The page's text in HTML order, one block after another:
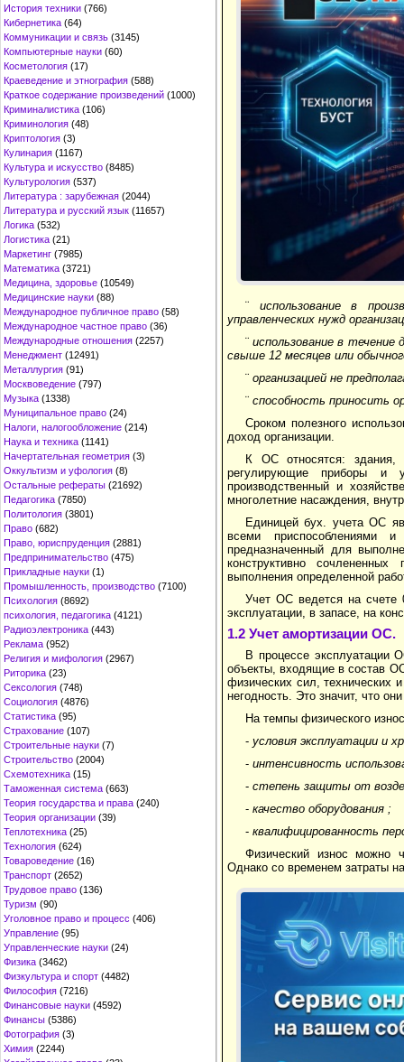
История техники (766)
Кибернетика (64)
Коммуникации и связь (3145)
Компьютерные науки (60)
Косметология (17)
Краеведение и этнография (588)
Краткое содержание произведений (1000)
Криминалистика (106)
Криминология (48)
Криптология (3)
Кулинария (1167)
Культура и искусство (8485)
Культурология (537)
Литература : зарубежная (2044)
Литература и русский язык (11657)
Логика (532)
Логистика (21)
Маркетинг (7985)
Математика (3721)
Медицина, здоровье (10549)
Медицинские науки (88)
Международное публичное право (58)
Международное частное право (36)
Международные отношения (2257)
Менеджмент (12491)
Металлургия (91)
Москвоведение (797)
Музыка (1338)
Муниципальное право (24)
Налоги, налогообложение (214)
Наука и техника (1141)
Начертательная геометрия (3)
Оккультизм и уфология (8)
Остальные рефераты (21692)
Педагогика (7850)
Политология (3801)
Право (682)
Право, юриспруденция (2881)
Предпринимательство (475)
Прикладные науки (1)
Промышленность, производство (7100)
Психология (8692)
психология, педагогика (4121)
Радиоэлектроника (443)
Реклама (952)
Религия и мифология (2967)
Риторика (23)
Сексология (748)
Социология (4876)
Статистика (95)
Страхование (107)
Строительные науки (7)
Строительство (2004)
Схемотехника (15)
Таможенная система (663)
Теория государства и права (240)
Теория организации (39)
Теплотехника (25)
Технология (624)
Товароведение (16)
Транспорт (2652)
Трудовое право (136)
Туризм (90)
Уголовное право и процесс (406)
Управление (95)
Управленческие науки (24)
Физика (3462)
Физкультура и спорт (4482)
Философия (7216)
Финансовые науки (4592)
Финансы (5386)
Фотография (3)
Химия (2244)
¨ использование в
управленческих нужд
¨использование в течение
свыше 12 месяцев или
¨ организацией не
¨ способность приносить
Сроком полезного
доход организации.
К ОС относятся: здания,
регулирующие приборы и
производственный и
многолетние насаждения,
Единицей бух. учета ОС
всеми приспособлениями и
предназначенный для
конструктивно
выполнения определенной
Учет ОС ведется на счете
эксплуатации, в запасе, на
1.2 Учет амортизации ОС.
В процессе эксплуатации
объекты, входящие в состав
физических сил, технических
негодность. Это значит, что
На темпы физического
- условия эксплуатации и
- интенсивность
- степень защиты от
- качество оборудования ;
- квалифицированность
Физический износ можно
Однако со временем затраты